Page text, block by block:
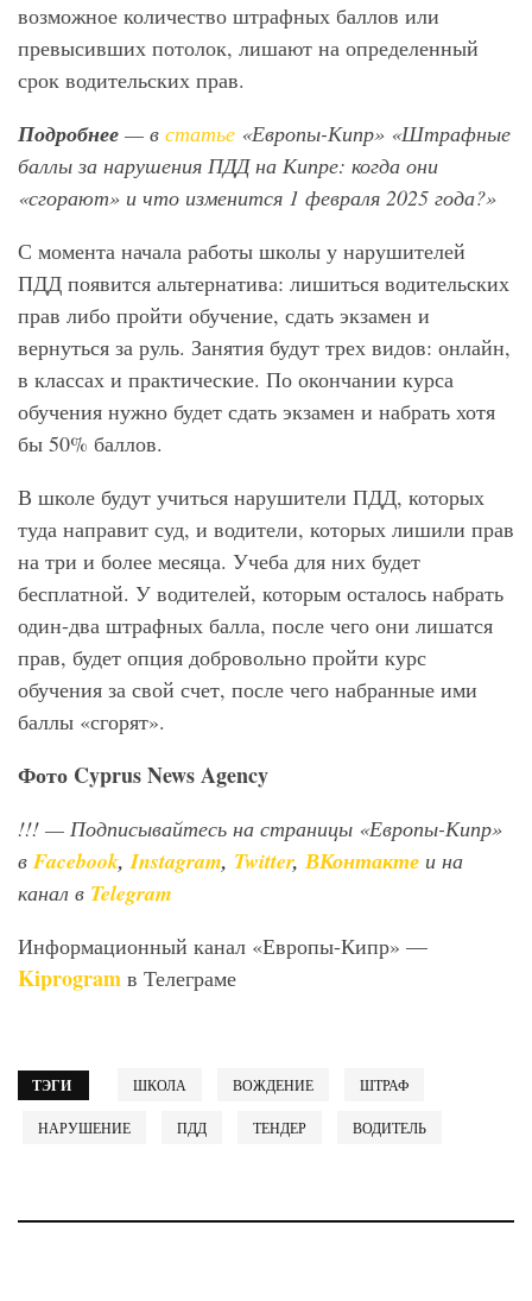
возможное количество штрафных баллов или
превысивших потолок, лишают на определенный
срок водительских прав.
Подробнее — в статье «Европы-Кипр» «Штрафные
баллы за нарушения ПДД на Кипре: когда они
«сгорают» и что изменится 1 февраля 2025 года?»
С момента начала работы школы у нарушителей
ПДД появится альтернатива: лишиться водительских
прав либо пройти обучение, сдать экзамен и
вернуться за руль. Занятия будут трех видов: онлайн,
в классах и практические. По окончании курса
обучения нужно будет сдать экзамен и набрать хотя
бы 50% баллов.
В школе будут учиться нарушители ПДД, которых
туда направит суд, и водители, которых лишили прав
на три и более месяца. Учеба для них будет
бесплатной. У водителей, которым осталось набрать
один-два штрафных балла, после чего они лишатся
прав, будет опция добровольно пройти курс
обучения за свой счет, после чего набранные ими
баллы «сгорят».
Фото CyprusNewsAgency
!!! — Подписывайтесь на страницы «Европы-Кипр»
вFacebook,Instagram, Twitter, ВКонтакте и на
канал в Telegram
Информационный канал «Европы-Кипр» —
Kiprogram в Телеграме
ТЭГИ ШКОЛА ВОЖДЕНИЕ ШТРАФ
НАРУШЕНИЕ ПДД ТЕНДЕР ВОДИТЕЛЬ